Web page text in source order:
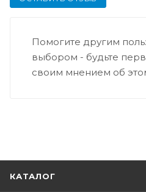
Помогите другим
выбором - будьте
своим мнением об
КАТАЛОГ